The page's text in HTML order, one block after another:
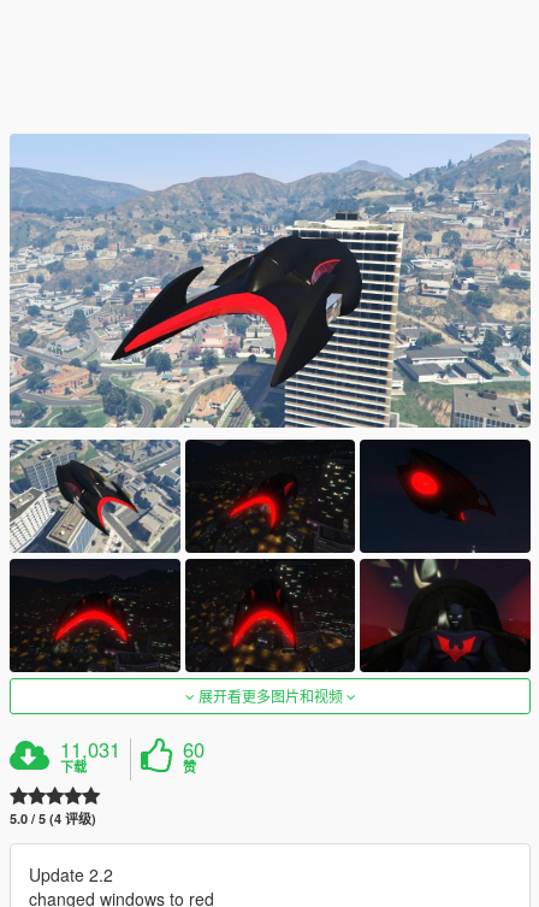
展开看更多图片和视频
11,031
下载
60
赞
5.0 / 5 (4 评级)
Update 2.2
changed windows to red